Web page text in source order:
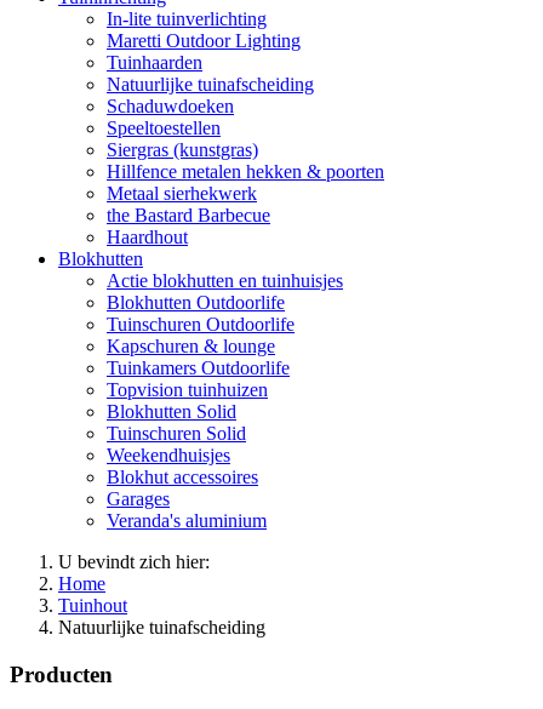
In-lite tuinverlichting
Maretti Outdoor Lighting
Tuinhaarden
Natuurlijke tuinafscheiding
Schaduwdoeken
Speeltoestellen
Siergras (kunstgras)
Hillfence metalen hekken & poorten
Metaal sierhekwerk
the Bastard Barbecue
Haardhout
Blokhutten
Actie blokhutten en tuinhuisjes
Blokhutten Outdoorlife
Tuinschuren Outdoorlife
Kapschuren & lounge
Tuinkamers Outdoorlife
Topvision tuinhuizen
Blokhutten Solid
Tuinschuren Solid
Weekendhuisjes
Blokhut accessoires
Garages
Veranda's aluminium
U bevindt zich hier:
Home
Tuinhout
Natuurlijke tuinafscheiding
Producten